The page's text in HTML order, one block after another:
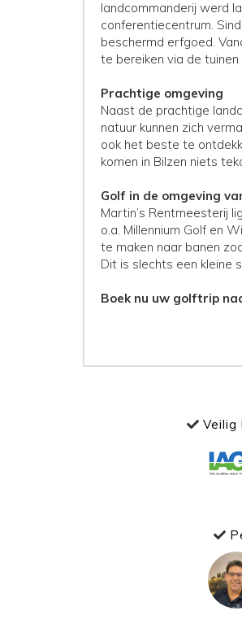
landcommanderij werd
conferentiecentrum.
beschermd erfgoed.
te bereiken via de
Prachtige omgeving
Naast de prachtige
natuur kunnen zich
ook het beste te
komen in Bilzen niets
Golf in de omgeving
Martin’s Rentmeesterij
o.a. Millennium Golf en
te maken naar banen
Dit is slechts een kleine
Boek nu uw golftrip
Veilig